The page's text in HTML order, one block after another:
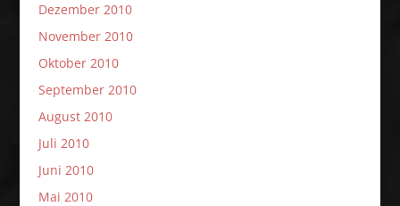
Dezember 2010
November 2010
Oktober 2010
September 2010
August 2010
Juli 2010
Juni 2010
Mai 2010